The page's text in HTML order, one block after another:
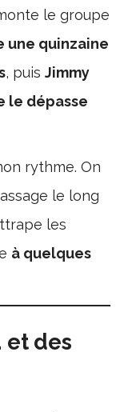
le groupe
une quinzaine
, puisJimmy
le dépasse
rythme. On
le long
les
à quelques
et des